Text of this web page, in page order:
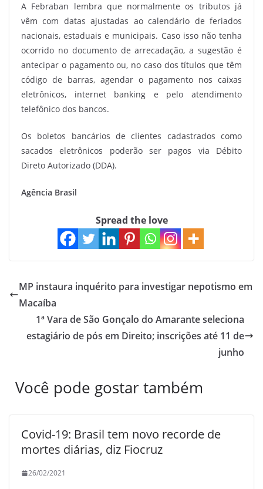
A Febraban lembra que normalmente os tributos já
vêm com datas ajustadas ao calendário de feriados
nacionais, estaduais e municipais. Caso isso não tenha
ocorrido no documento de arrecadação, a sugestão é
antecipar o pagamento ou, no caso dos títulos que têm
código de barras, agendar o pagamento nos caixas
eletrônicos, internet banking e pelo atendimento
telefônico dos bancos.
Os boletos bancários de clientes cadastrados como
sacados eletrônicos poderão ser pagos via Débito
Direto Autorizado (DDA).
Agência Brasil
Spread the love
MP instaura inquérito para investigar nepotismo em
Macaíba
1ª Vara de São Gonçalo do Amarante seleciona
estagiário de pós em Direito; inscrições até 11 de
junho
Você pode gostar também
Covid-19: Brasil tem novo recorde de
mortes diárias, diz Fiocruz
26/02/2021